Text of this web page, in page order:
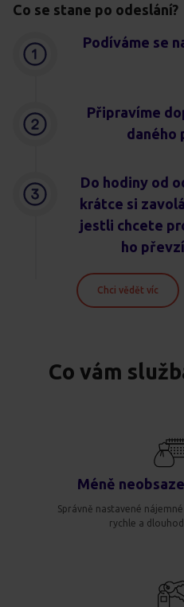
Co se stane po odeslání?
Podíváme se
Připravíme
daného
Do hodiny od
krátce si
jestli chcete
ho
Chci vědět víc
Co vám
Méně
Správně nastavené
rychle a